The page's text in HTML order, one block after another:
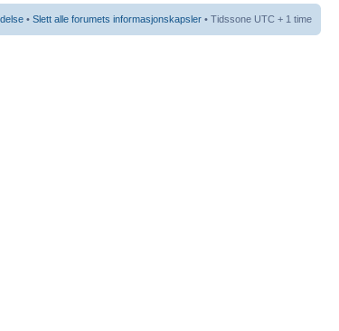
• Slett alle forumets informasjonskapsler • Tidssone UTC + 1 time